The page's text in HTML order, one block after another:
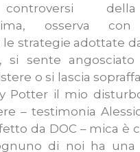
osserva
strategie adottate
si sente angosciato
o si lascia
Potter il mio
– testimonia
da DOC – mica è
di noi ha una